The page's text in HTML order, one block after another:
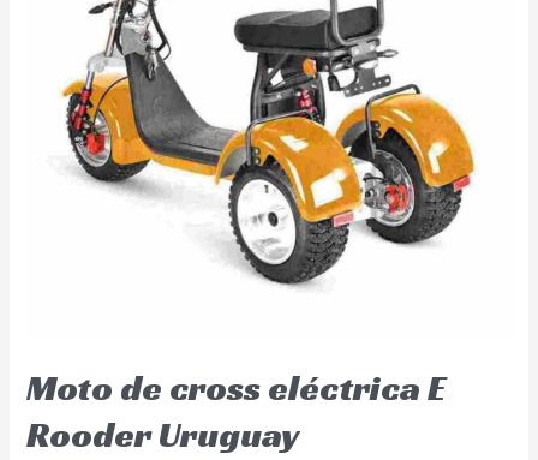
Moto de cross eléctrica E
Rooder Uruguay